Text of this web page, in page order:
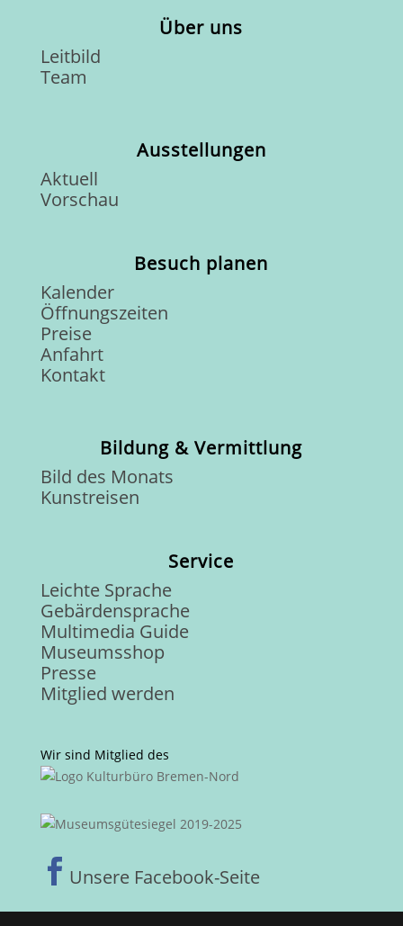
Über uns
Leitbild
Team
Ausstellungen
Aktuell
Vorschau
Besuch planen
Kalender
Öffnungszeiten
Preise
Anfahrt
Kontakt
Bildung & Vermittlung
Bild des Monats
Kunstreisen
Service
Leichte Sprache
Gebärdensprache
Multimedia Guide
Museumsshop
Presse
Mitglied werden
Wir sind Mitglied des
 Unsere Facebook-Seite